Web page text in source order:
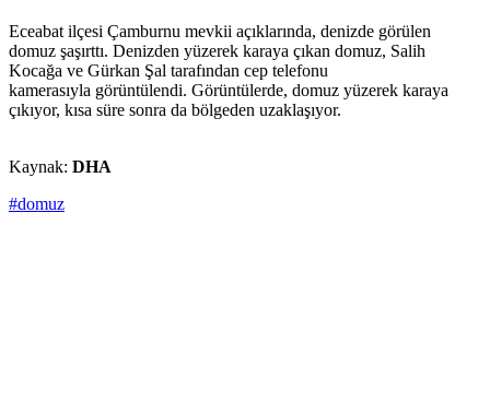
Eceabat ilçesi Çamburnu mevkii açıklarında, denizde görülen
domuz şaşırttı. Denizden yüzerek karaya çıkan domuz, Salih
Kocağa ve Gürkan Şal tarafından cep telefonu
kamerasıyla görüntülendi. Görüntülerde, domuz yüzerek karaya
çıkıyor, kısa süre sonra da bölgeden uzaklaşıyor.
Kaynak: DHA
#domuz